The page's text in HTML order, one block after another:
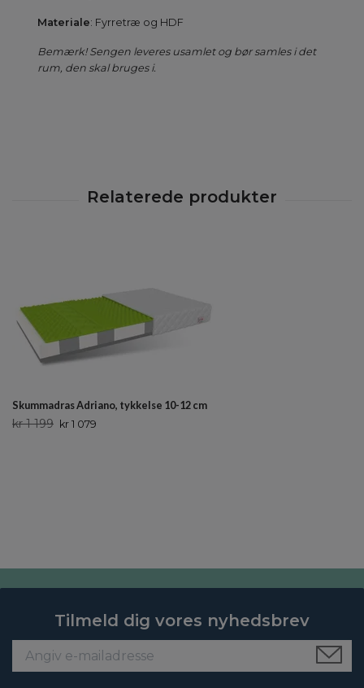
Materiale: Fyrretræ og HDF
Bemærk! Sengen leveres usamlet og bør samles i det
rum, den skal bruges i.
Skummadras Adriano, tykkelse 10-12 cm
kr 1 199 kr 1 079
Tilmeld dig vores nyhedsbrev